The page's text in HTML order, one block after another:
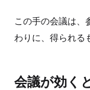
この手の会議は、
わりに、得られる
会議が効く